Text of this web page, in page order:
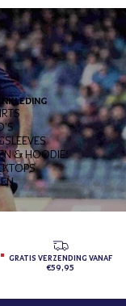
& HOODIES
KORTE
GRATIS VERZENDING VANAF
€59,95